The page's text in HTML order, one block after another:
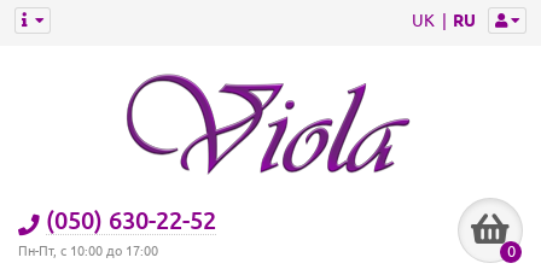
UK RU
(050) 630-22-52
Пн-Пт, с 10:00 до 17:00 0